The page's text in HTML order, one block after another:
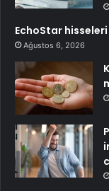
EchoStar
Ağustos 6, 2026